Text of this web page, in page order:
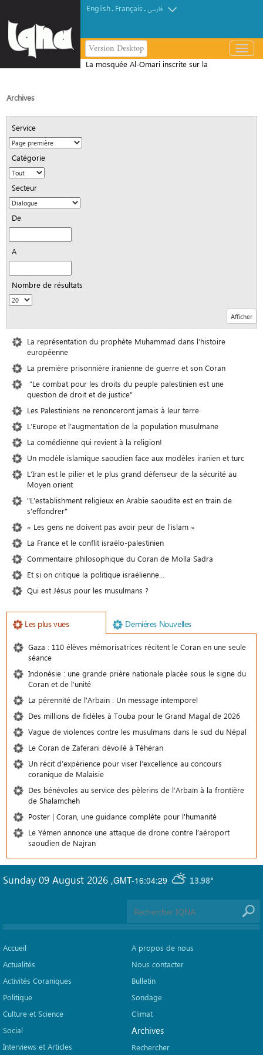
English. Français.فارسی
Version Desktop
باز
و
La mosquée Al-Omari inscrite sur la
Archives
Service
Catégorie
Secteur
De
A
Nombre de résultats
La représentation du prophète Muhammad dans l’histoire
européenne
La première prisonnière iranienne de guerre et son Coran
“Le combat pour les droits du peuple palestinien est une
question de droit et de justice”
Les Palestiniens ne renonceront jamais à leur terre
L’Europe et l’augmentation de la population musulmane
La comédienne qui revient à la religion!
Un modèle islamique saoudien face aux modèles iranien et turc
L’Iran est le pilier et le plus grand défenseur de la sécurité au
Moyen orient
"L'establishment religieux en Arabie saoudite est en train de
s'effondrer"
« Les gens ne doivent pas avoir peur de l’islam »
La France et le conflit israélo-palestinien
Commentaire philosophique du Coran de Molla Sadra
Et si on critique la politique israélienne…
Qui est Jésus pour les musulmans ?
Les plus vues Demiéres Nouvelles
Gaza : 110 élèves mémorisatrices récitent le Coran en une seule
séance
Indonésie : une grande prière nationale placée sous le signe du
Coran et de l’unité
La pérennité de l'Arbaïn : Un message intemporel
Des millions de fidèles à Touba pour le Grand Magal de 2026
Vague de violences contre les musulmans dans le sud du Népal
Le Coran de Zaferani dévoilé à Téhéran
Un récit d’expérience pour viser l’excellence au concours
coranique de Malaisie
Des bénévoles au service des pèlerins de l’Arbaïn à la frontière
de Shalamcheh
Poster | Coran, une guidance complète pour l'humanité
Le Yémen annonce une attaque de drone contre l’aéroport
saoudien de Najran
GMT-16:04:29 13.98°
Sunday 09 August 2026 ,
Accueil
Actualités
Activités Coraniques
Politique
Culture et Science
Social
Interviews et Articles
A propos de nous
Nous contacter
Bulletin
Sondage
Climat
Archives
Rechercher